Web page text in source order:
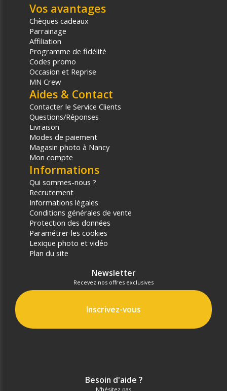
Vos avantages
Chèques cadeaux
Parrainage
Affiliation
Programme de fidélité
Codes promo
Occasion et Reprise
MN Crew
Aides & Contact
Contacter le Service Clients
Questions/Réponses
Livraison
Modes de paiement
Magasin photo à Nancy
Mon compte
Informations
Qui sommes-nous ?
Recrutement
Informations légales
Conditions générales de vente
Protection des données
Paramétrer les cookies
Lexique photo et vidéo
Plan du site
Newsletter
Recevez nos offres exclusives
Inscrivez-vous
Besoin d'aide ?
N'hésitez pas